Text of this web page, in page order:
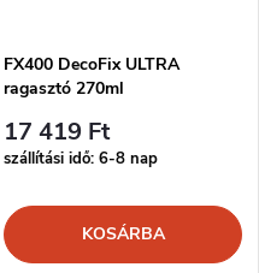
FX400 DecoFix ULTRA
ragasztó 270ml
17 419 Ft
szállítási idő: 6-8 nap
KOSÁRBA